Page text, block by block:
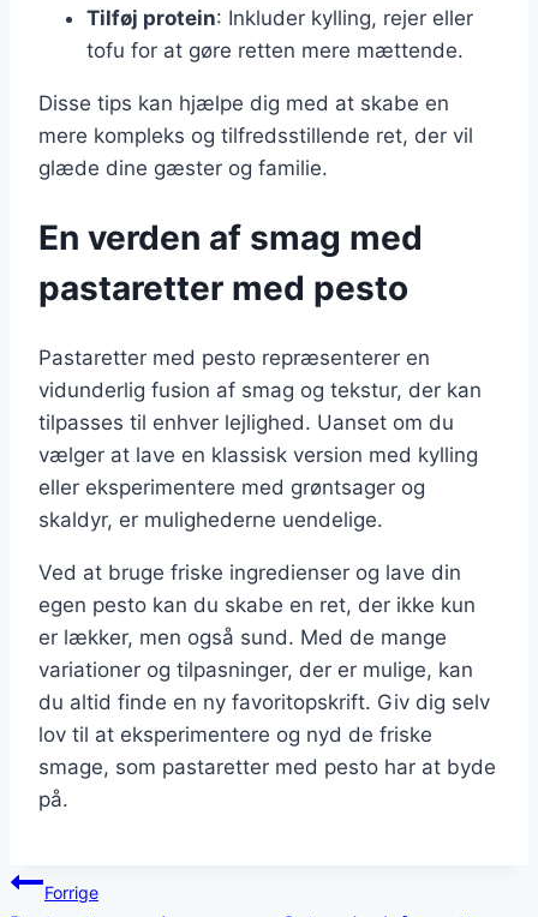
Tilføj protein: Inkluder kylling, rejer eller
tofu for at gøre retten mere mættende.
Disse tips kan hjælpe dig med at skabe en
mere kompleks og tilfredsstillende ret, der vil
glæde dine gæster og familie.
En verden af smag med
pastaretter med pesto
Pastaretter med pesto repræsenterer en
vidunderlig fusion af smag og tekstur, der kan
tilpasses til enhver lejlighed. Uanset om du
vælger at lave en klassisk version med kylling
eller eksperimentere med grøntsager og
skaldyr, er mulighederne uendelige.
Ved at bruge friske ingredienser og lave din
egen pesto kan du skabe en ret, der ikke kun
er lækker, men også sund. Med de mange
variationer og tilpasninger, der er mulige, kan
du altid finde en ny favoritopskrift. Giv dig selv
lov til at eksperimentere og nyd de friske
smage, som pastaretter med pesto har at byde
på.
Indlægsnavigation
Forrige